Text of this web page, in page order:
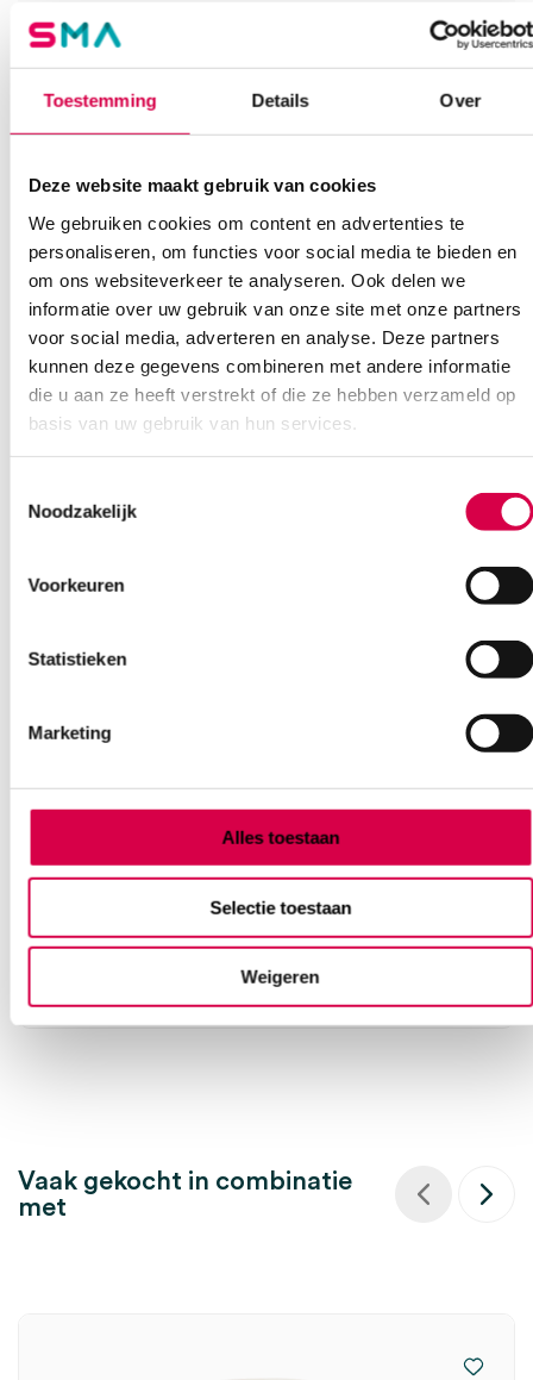
Toestemming Details Over
Deze website maakt gebruik van cookies
We gebruiken cookies om content en advertenties te
personaliseren, om functies voor social media te bieden en
om ons websiteverkeer te analyseren. Ook delen we
informatie over uw gebruik van onze site met onze partners
voor social media, adverteren en analyse. Deze partners
kunnen deze gegevens combineren met andere informatie
die u aan ze heeft verstrekt of die ze hebben verzameld op
basis van uw gebruik van hun services.
Noodzakelijk
Voorkeuren
Statistieken
Marketing
Alles toestaan
Selectie toestaan
Weigeren
Of contacteer ons via een van de onderstaande opties.
Onze klantenservice is bereikbaar van maandag t/m vrijdag van
08:30 tot 17:00
Bel Anca E-mail Anca Contactformulier
Ook interessant
Tork Elevation handdoek dispenser, H2, wit (1)
ESSITY
Vaak gekocht in combinatie
met